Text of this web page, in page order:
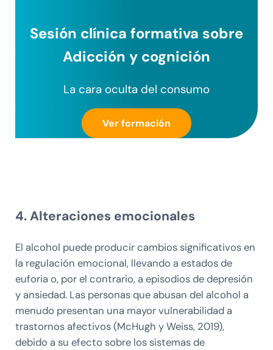
Sesión clínica formativa sobre
Adicción y cognición
La cara oculta del consumo
Ver formación
4. Alteraciones emocionales
El alcohol puede producir cambios significativos en
la regulación emocional, llevando a estados de
euforia o, por el contrario, a episodios de depresión
y ansiedad. Las personas que abusan del alcohol a
menudo presentan una mayor vulnerabilidad a
trastornos afectivos (McHugh y Weiss, 2019),
debido a su efecto sobre los sistemas de